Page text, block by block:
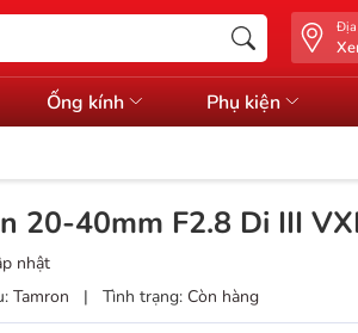
Địa
Ống kính Phụ kiện
20-40mm F2.8 Di III
nhật
Tamron | Tình trạng: Còn hàng